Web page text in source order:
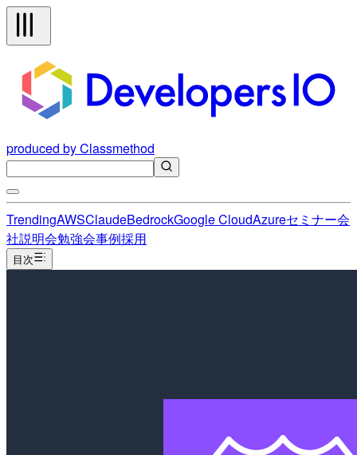
produced by Classmethod
TrendingAWSClaudeBedrockGoogle CloudAzureセミナー会
社説明会勉強会事例採用
目次